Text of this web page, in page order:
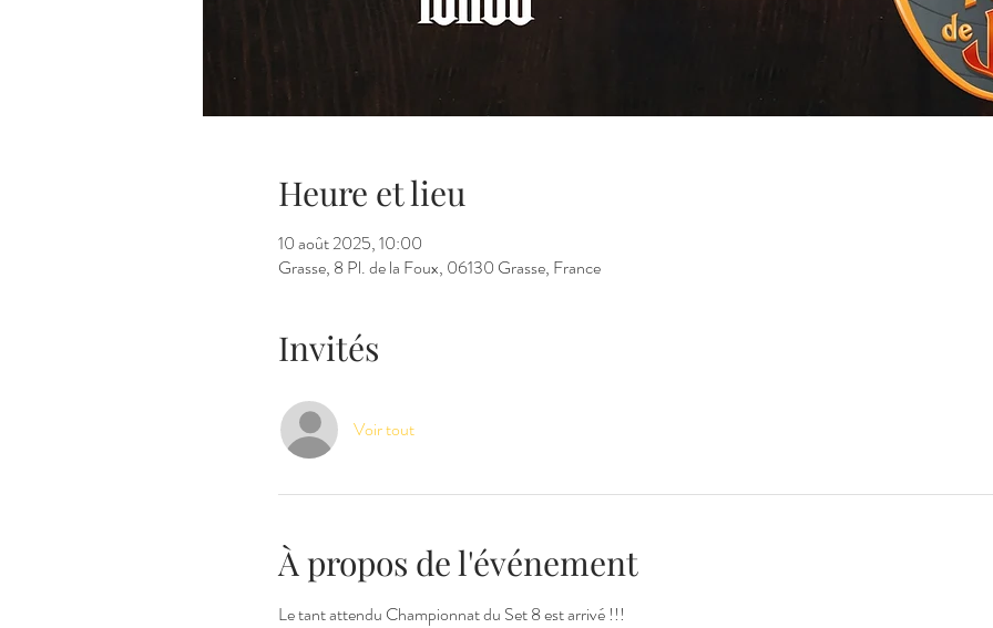
Heure et lieu
10 août 2025, 10:00
Grasse, 8 Pl. de la Foux, 06130 Grasse, France
Invités
Voir tout
À propos de l'événement
Le tant attendu Championnat du Set 8 est arrivé !!!